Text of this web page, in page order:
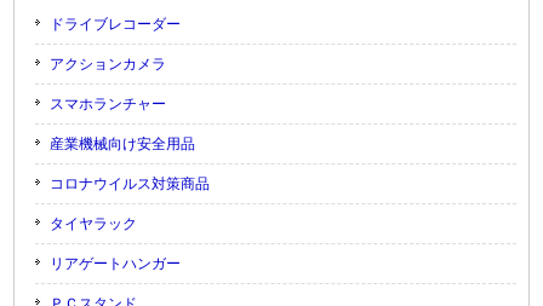
ドライブレコーダー
アクションカメラ
スマホランチャー
産業機械向け安全用品
コロナウイルス対策商品
タイヤラック
リアゲートハンガー